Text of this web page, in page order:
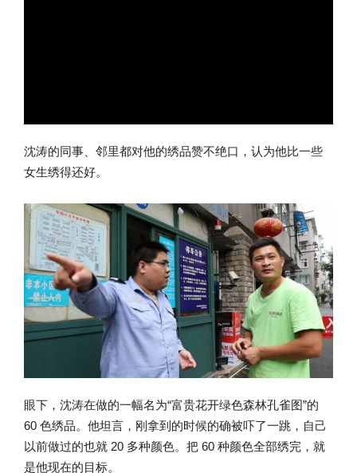
沈涛的同事、邻里都对他的绣品赞不绝口，认为他比一些
女生绣得还好。
眼下，沈涛在做的一幅名为“富贵花开绿色森林孔雀图”的
60 色绣品。他坦言，刚拿到的时候的确被吓了一跳，自己
以前做过的也就 20 多种颜色。把 60 种颜色全部绣完，就
是他现在的目标。